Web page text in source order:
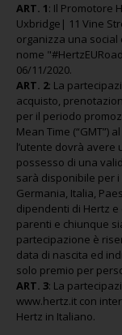
ART. 1: Il Promotore
Uxbridge| 11 Vine
organizza una social
nome
06/11/2020.
ART. 2: La
acquisto,
per il periodo
Mean Time (“GMT”)
l’utente dovrà avere
possesso di una
sarà disponibile per
Germania, Italia,
dipendenti di Hertz
parenti e chiunque
partecipazione è
data di nascita ed
solo premio per
ART. 3: La
www.hertz.it con
Hertz in Italiano.